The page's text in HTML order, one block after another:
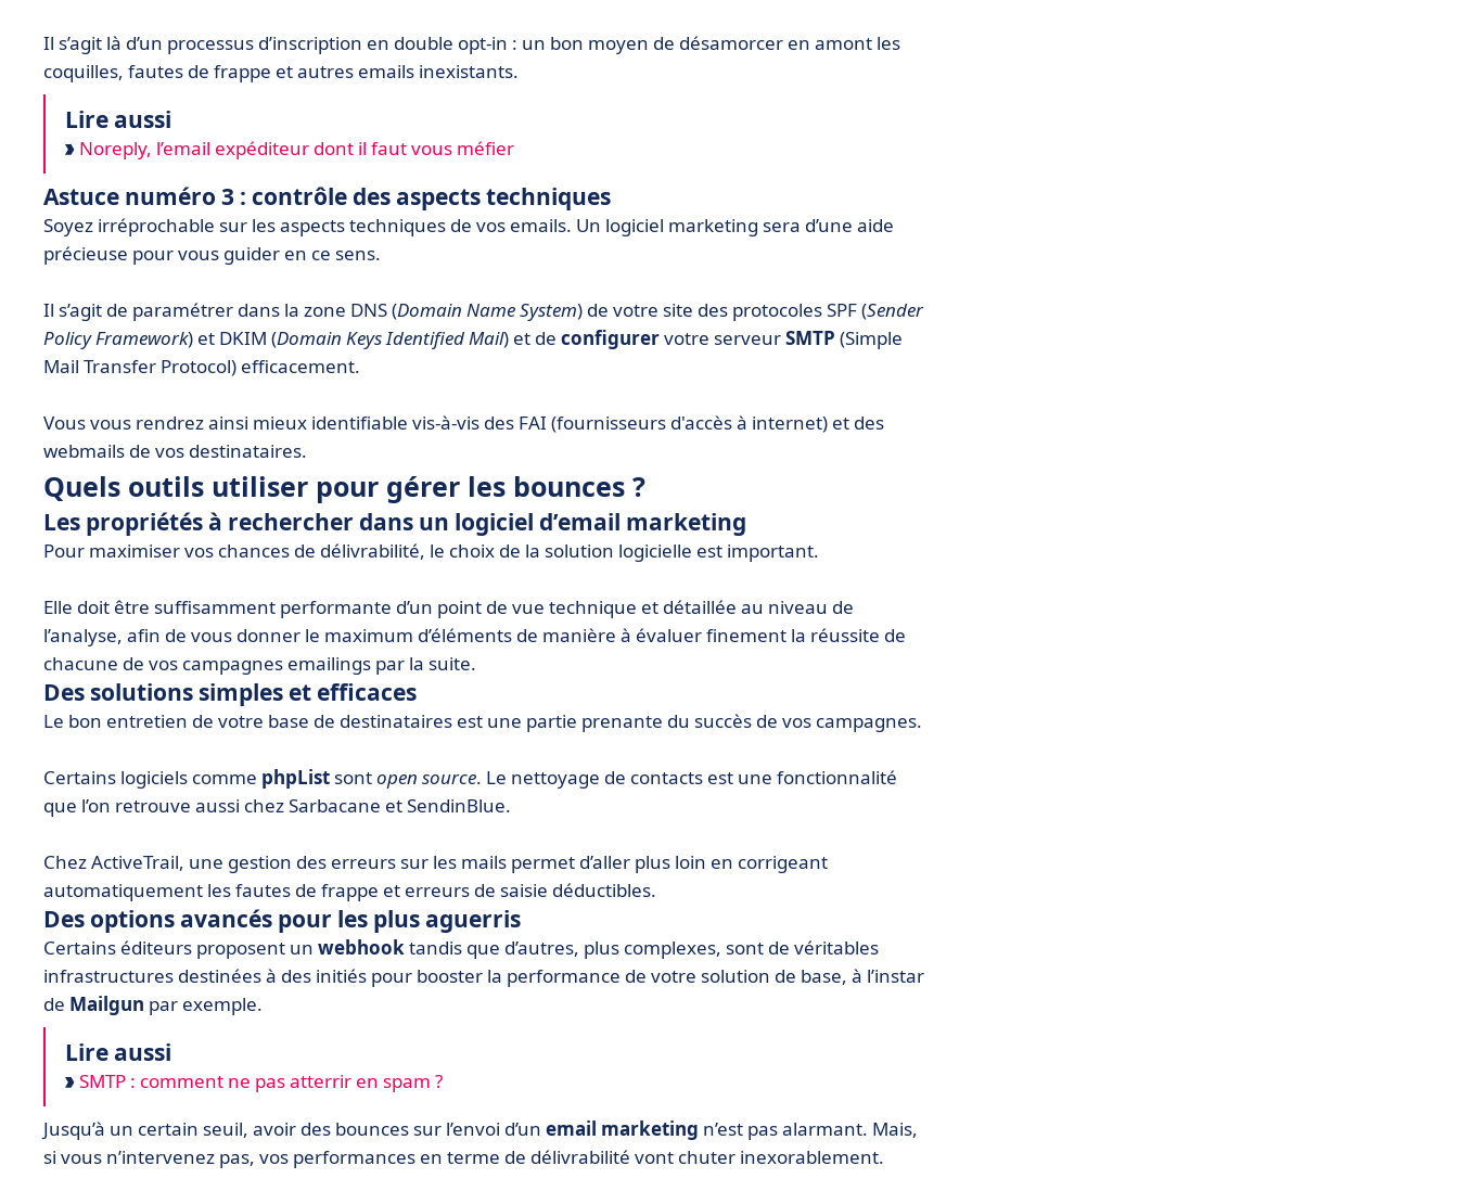
Il s’agit là d’un processus d’inscription en double opt-in : un bon moyen de désamorcer en amont les
coquilles, fautes de frappe et autres emails inexistants.
Lire aussi
Noreply, l’email expéditeur dont il faut vous méfier
Astuce numéro 3 : contrôle des aspects techniques
Soyez irréprochable sur les aspects techniques de vos emails. Un logiciel marketing sera d’une aide
précieuse pour vous guider en ce sens.
Il s’agit de paramétrer dans la zone DNS (Domain Name System) de votre site des protocoles SPF (Sender
Policy Framework) et DKIM (Domain Keys Identified Mail) et de configurervotre serveurSMTP (Simple
Mail Transfer Protocol) efficacement.
Vous vous rendrez ainsi mieux identifiable vis-à-vis des FAI (fournisseurs d'accès à internet) et des
webmails de vos destinataires.
Quels outils utiliser pour gérer les bounces ?
Les propriétés à rechercher dans un logiciel d’email marketing
Pour maximiser vos chances de délivrabilité, le choix de la solution logicielle est important.
Elle doit être suffisamment performante d’un point de vue technique et détaillée au niveau de
l’analyse, afin de vous donner le maximum d’éléments de manière à évaluer finement la réussite de
chacune de vos campagnes emailings par la suite.
Des solutions simples et efficaces
Le bon entretien de votre base de destinataires est une partie prenante du succès de vos campagnes.
Certains logiciels comme phpList sontopen source. Le nettoyage de contacts est une fonctionnalité
que l’on retrouve aussi chez Sarbacane et SendinBlue.
Chez ActiveTrail, une gestion des erreurs sur les mails permet d’aller plus loin en corrigeant
automatiquement les fautes de frappe et erreurs de saisie déductibles.
Des options avancés pour les plus aguerris
Certains éditeurs proposent un webhooktandis que d’autres, plus complexes, sont de véritables
infrastructures destinées à des initiés pour booster la performance de votre solution de base, à l’instar
de Mailgun par exemple.
Lire aussi
SMTP : comment ne pas atterrir en spam ?
Jusqu’à un certain seuil, avoir des bounces sur l’envoi d’un email marketing n’est pas alarmant. Mais,
si vous n’intervenez pas, vos performances en terme de délivrabilité vont chuter inexorablement.